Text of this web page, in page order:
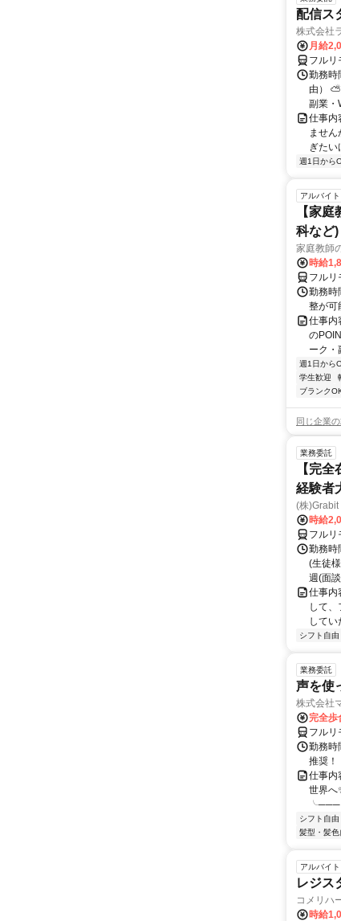
配信ス
株式会社
月給
フルリ
勤務時
由）
副業・
仕事内
ませ
ぎた
週1日から
アルバイ
【家
科など)
家庭教師
時給
フルリ
勤務時
整が可
仕事
の
ーク・
週1日から
学生歓迎
ブランク
同じ企業の
業務委託
【完
経験者
(株)Grabit
時給
フルリ
勤務時
(生徒
週(面
仕事内
して
して
シフト自由
業務委託
声を使
株式会社
完全歩
フルリ
勤務時
推奨！
仕事内
世界
╰───
シフト自由
髪型・髪色
アルバイ
レジス
コメリハ
時給